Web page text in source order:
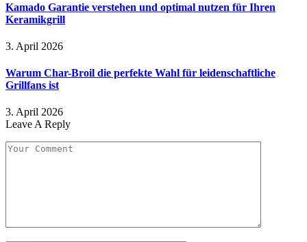
Kamado Garantie verstehen und optimal nutzen für Ihren
Keramikgrill
3. April 2026
Warum Char-Broil die perfekte Wahl für leidenschaftliche
Grillfans ist
3. April 2026
Leave A Reply